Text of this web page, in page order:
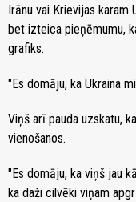
Irānu vai Krievijas
bet izteica pieņēmumu,
grafiks.
"Es domāju, ka Ukraina
Viņš arī pauda uzskatu,
vienošanos.
"Es domāju, ka viņš jau
ka daži cilvēki viņam